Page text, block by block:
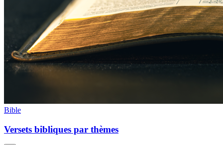
Bible
Versets bibliques par thèmes